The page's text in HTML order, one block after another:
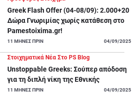
Greek Flash Offer (04-08/09): 2.000+20
Δώρα Γνωριμίας χωρίς κατάθεση στο
Pamestoixima.gr!
11 ΜΗΝΕΣ ΠΡΙΝ 04/09/2025
Στοιχηματικά Νέα Στο PS Blog
Unstoppable Greeks: Σούπερ απόδοση
για τη διπλή νίκη της Εθνικής
11 ΜΗΝΕΣ ΠΡΙΝ 04/09/2025